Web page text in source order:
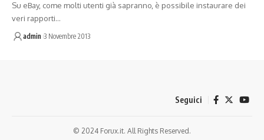
Su eBay, come molti utenti già sapranno, è possibile instaurare dei
veri rapporti…
admin 3 Novembre 2013
Seguici
© 2024 Forux.it. All Rights Reserved.